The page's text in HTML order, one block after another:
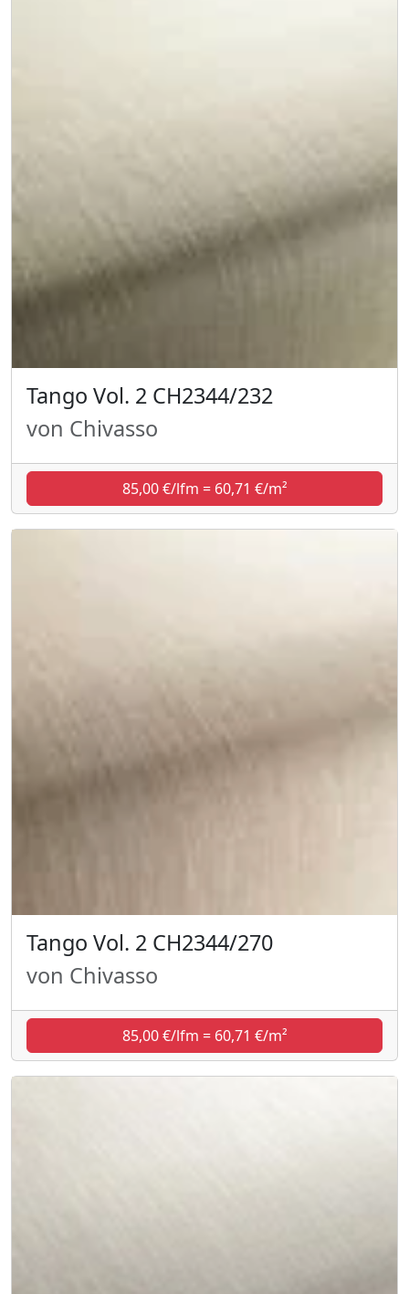
Tango Vol. 2 CH2344/232
von Chivasso
85,00 €/lfm = 60,71 €/m²
Tango Vol. 2 CH2344/270
von Chivasso
85,00 €/lfm = 60,71 €/m²